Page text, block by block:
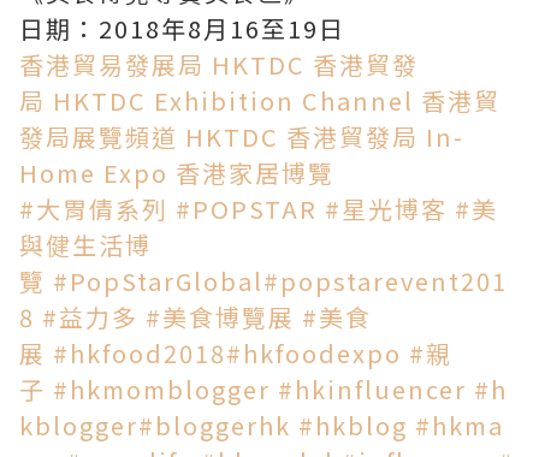
日期：2018年8月16至19日
香港貿易發展局 HKTDC 香港貿發
局 HKTDC Exhibition Channel 香港貿
發局展覽頻道 HKTDC 香港貿發局 In-
Home Expo 香港家居博覽
#大胃倩系列 #POPSTAR #星光博客 #美
與健生活博
覽 #PopStarGlobal#popstarevent201
8 #益力多 #美食博覽展 #美食
展 #hkfood2018#hkfoodexpo #親
子 #hkmomblogger #hkinfluencer #h
kblogger#bloggerhk #hkblog #hkma